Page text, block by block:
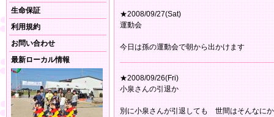
生命保証
利用規約
お問い合わせ
最新ローカル情報
★2008/09/27(Sat)
運動会
今日は孫の運動会で朝から出かけます
★2008/09/26(Fri)
小泉さんの引退か
別に小泉さんが引退しても 世間はそんなに